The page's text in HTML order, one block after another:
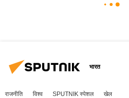
भारत
राजनीति विश्व SPUTNIK स्पेशल खेल